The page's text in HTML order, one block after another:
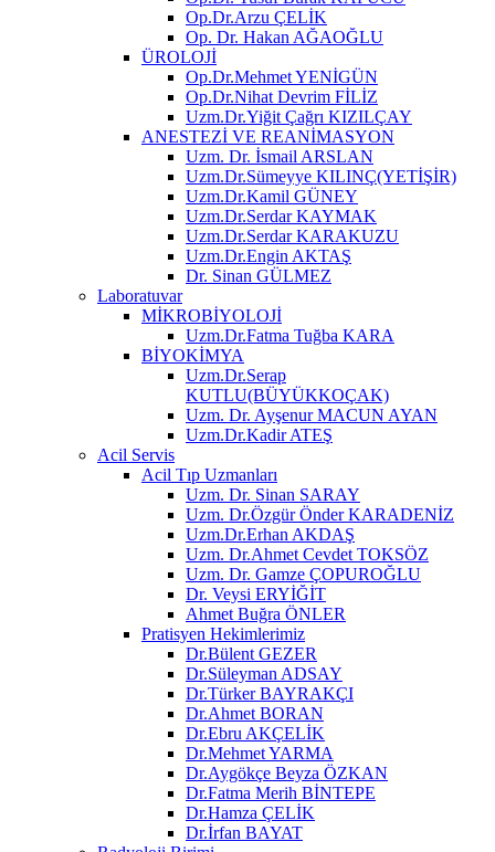
Op.Dr.Arzu ÇELİK
Op. Dr. Hakan AĞAOĞLU
ÜROLOJİ
Op.Dr.Mehmet YENİGÜN
Op.Dr.Nihat Devrim FİLİZ
Uzm.Dr.Yiğit Çağrı KIZILÇAY
ANESTEZİ VE REANİMASYON
Uzm. Dr. İsmail ARSLAN
Uzm.Dr.Sümeyye KILINÇ(YETİŞİR)
Uzm.Dr.Kamil GÜNEY
Uzm.Dr.Serdar KAYMAK
Uzm.Dr.Serdar KARAKUZU
Uzm.Dr.Engin AKTAŞ
Dr. Sinan GÜLMEZ
Laboratuvar
MİKROBİYOLOJİ
Uzm.Dr.Fatma Tuğba KARA
BİYOKİMYA
Uzm.Dr.Serap
KUTLU(BÜYÜKKOÇAK)
Uzm. Dr. Ayşenur MACUN AYAN
Uzm.Dr.Kadir ATEŞ
Acil Servis
Acil Tıp Uzmanları
Uzm. Dr. Sinan SARAY
Uzm. Dr.Özgür Önder KARADENİZ
Uzm.Dr.Erhan AKDAŞ
Uzm. Dr.Ahmet Cevdet TOKSÖZ
Uzm. Dr. Gamze ÇOPUROĞLU
Dr. Veysi ERYİĞİT
Ahmet Buğra ÖNLER
Pratisyen Hekimlerimiz
Dr.Bülent GEZER
Dr.Süleyman ADSAY
Dr.Türker BAYRAKÇI
Dr.Ahmet BORAN
Dr.Ebru AKÇELİK
Dr.Mehmet YARMA
Dr.Aygökçe Beyza ÖZKAN
Dr.Fatma Merih BİNTEPE
Dr.Hamza ÇELİK
Dr.İrfan BAYAT